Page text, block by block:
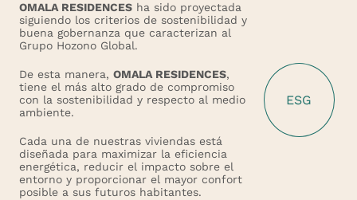
OMALA RESIDENCESha sido proyectada
siguiendo los criterios de sostenibilidad y
buena gobernanza que caracterizan al
Grupo Hozono Global.
De esta manera, OMALA RESIDENCES,
tiene el más alto grado de compromiso
con la sostenibilidad y respecto al medio
ambiente.
Cada una de nuestras viviendas está
diseñada para maximizar la eficiencia
energética, reducir el impacto sobre el
entorno y proporcionar el mayor confort
posible a sus futuros habitantes.
ESG